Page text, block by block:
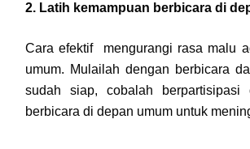
2. Latih kemampuan berbicara di
Cara efektif mengurangi rasa malu
umum. Mulailah dengan berbicara
sudah siap, cobalah
berbicara di depan umum untuk